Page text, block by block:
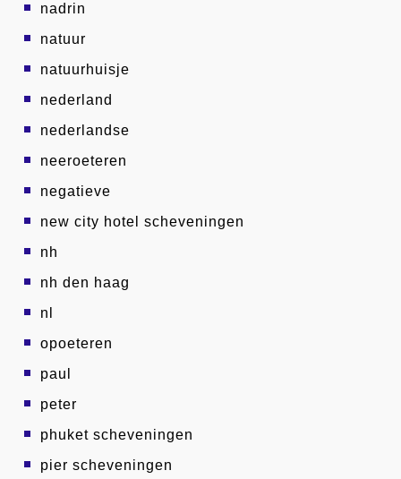
nadrin
natuur
natuurhuisje
nederland
nederlandse
neeroeteren
negatieve
new city hotel scheveningen
nh
nh den haag
nl
opoeteren
paul
peter
phuket scheveningen
pier scheveningen